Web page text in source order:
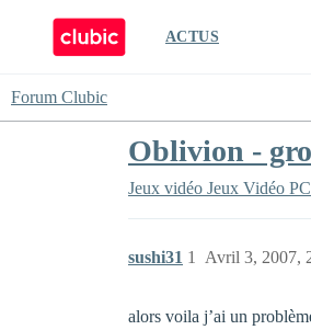
ACTUS
Forum Clubic
Oblivion -
Jeux vidéo Jeux Vidéo PC
sushi31 Avril 3, 2007,
1
alors voila j’ai un